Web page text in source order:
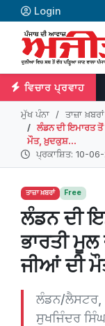
Login
ਵਿਚਾਰ ਪ੍ਰਵਾਹ
ਪ੍ਰਤਿਭਾ
ਮੁੱਖ ਪੰਨਾ
ਤਾਜ਼ਾ ਖ਼ਬਰਾਂ
ਲੰਡਨ ਦੀ ਇਮਾਰਤ ਤੋਂ
ਮੌਤ, ਖ਼ੁਦਕੁਸ਼...
ਪ੍ਰਕਾਸ਼ਿਤ: 10-
ਤਾਜ਼ਾ ਖ਼ਬਰਾਂ Free
ਲੰਡਨ ਦੀ
ਭਾਰਤੀ
ਜੀਆਂ ਦੀ
ਲੰਡਨ/ਲੈਸਟਰ,
ਸੁਖਜਿੰਦਰ